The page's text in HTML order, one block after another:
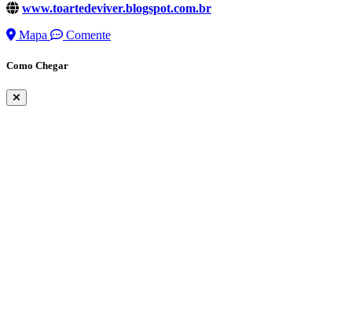
www.toartedeviver.blogspot.com.br
Mapa
Comente
Como Chegar